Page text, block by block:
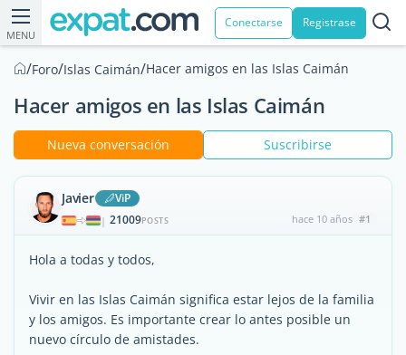
MENU
Conectarse Registrase
/Foro/Islas Caimán/Hacer amigos en las Islas Caimán
Hacer amigos en las Islas Caimán
Nueva conversación Suscribirse
Javier ViP
| 21009POSTS hace 10 años #1
Hola a todas y todos,
Vivir en las Islas Caimán significa estar lejos de la familia
y los amigos. Es importante crear lo antes posible un
nuevo círculo de amistades.